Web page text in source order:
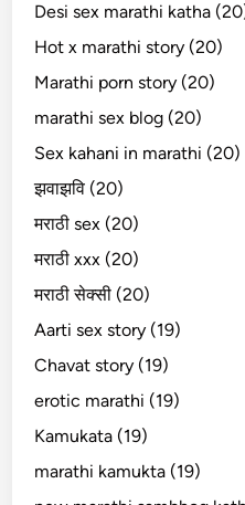
Desi sex marathi katha
Hot x marathi story (20)
Marathi porn story (20)
marathi sex blog (20)
Sex kahani in marathi (20)
झवाझवि (20)
मराठी sex (20)
मराठी xxx (20)
मराठी सेक्सी (20)
Aarti sex story (19)
Chavat story (19)
erotic marathi (19)
Kamukata (19)
marathi kamukta (19)